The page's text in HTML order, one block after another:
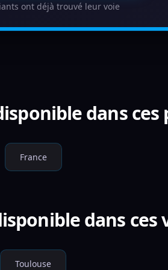
ont déjà trouvé leur voie
dans ces
France
dans ces
Toulouse